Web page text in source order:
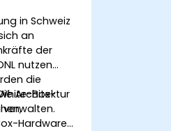
in Schweiz
an
der
nutzen
Box-
verwalten.
die
Architektur
Hardware